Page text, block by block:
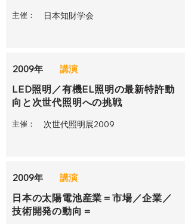
主催： 日本知財学会
2009年 講演
LED照明／有機EL照明の最新特許動
向と次世代照明への挑戦
主催： 次世代照明展2009
2009年 講演
日本の太陽電池産業＝市場／企業／
技術開発の動向＝